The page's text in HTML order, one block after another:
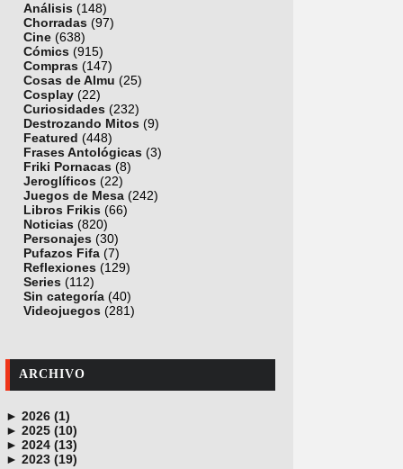
Análisis (148)
Chorradas (97)
Cine (638)
Cómics (915)
Compras (147)
Cosas de Almu (25)
Cosplay (22)
Curiosidades (232)
Destrozando Mitos (9)
Featured (448)
Frases Antológicas (3)
Friki Pornacas (8)
Jeroglíficos (22)
Juegos de Mesa (242)
Libros Frikis (66)
Noticias (820)
Personajes (30)
Pufazos Fifa (7)
Reflexiones (129)
Series (112)
Sin categoría (40)
Videojuegos (281)
ARCHIVO
► 2026 (1)
junio (1)
► 2025 (10)
noviembre (1)
octubre (1)
► 2024 (13)
diciembre (4)
► 2023 (19)